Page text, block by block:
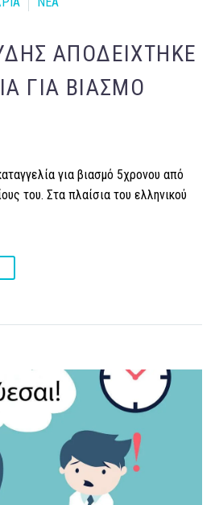
ΑΠΟΔΕΊΧΤΗΚΕ
ΓΙΑ ΒΙΑΣΜΌ
για βιασμό 5χρονου από
του. Στα πλαίσια του ελληνικού